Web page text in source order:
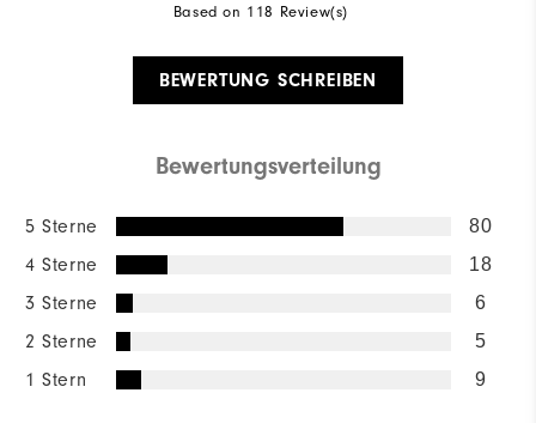
Based on 118 Review(s)
BEWERTUNG SCHREIBEN
Bewertungsverteilung
5 Sterne 80
4 Sterne 18
3 Sterne 6
2 Sterne 5
1 Stern 9